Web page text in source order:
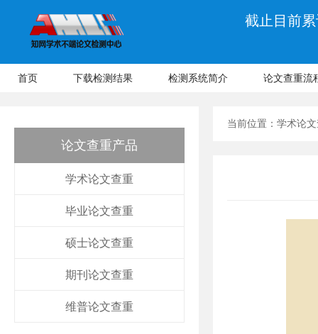
截止目前
首页 下载检测结果 检测系统简介 论文查重流
论文查重产品
学术论文查重
毕业论文查重
硕士论文查重
期刊论文查重
维普论文查重
当前位置： 学术论